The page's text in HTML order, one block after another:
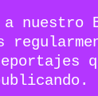
a nuestro